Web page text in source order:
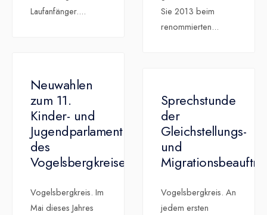
Sie 2013 beim
renommierten...
Laufanfänger....
Neuwahlen
zum 11.
Kinder- und
Jugendparlament
des
Vogelsbergkreises
Vogelsbergkreis. Im
Mai dieses Jahres
Sprechstunde
der
Gleichstellungs-
und
Vogelsbergkreis. An
jedem ersten